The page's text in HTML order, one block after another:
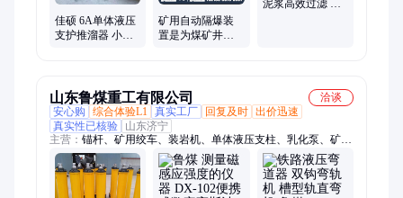
佳硕 6A单体液压
支护推溜器 小型
矿用自动隔爆装
置是为煤矿井下
泥浆高效过滤 耐
山东鲁煤重工有限公司
洽谈
安心购
综合体验L1 真实工厂 回复及时 出价迅速
真实性已核验
山东济宁
主营： 锚杆、矿用绞车、装岩机、单体液压支柱、乳化泵、矿用
门、矿车